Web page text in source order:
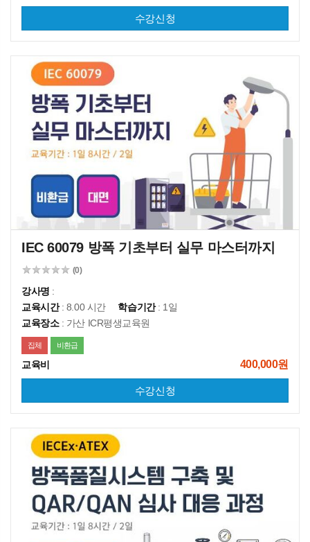
수강신청
IEC 60079 방폭 기초부터 실무 마스터까지
(0)
강사명 :
교육시간: 8.00 시간 학습기간: 1일
교육장소: 가산 ICR평생교육원
집체 비환급
교육비 400,000원
수강신청